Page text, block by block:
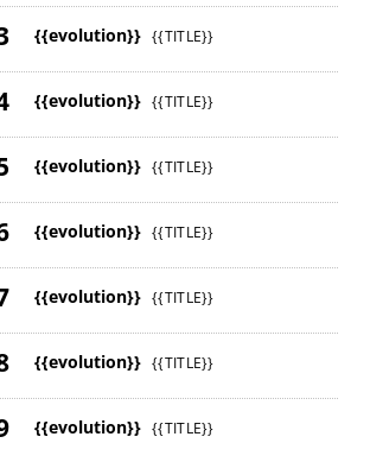
{{evolution}} {{TITLE}}
{{evolution}} {{TITLE}}
{{evolution}} {{TITLE}}
{{evolution}} {{TITLE}}
{{evolution}} {{TITLE}}
{{evolution}} {{TITLE}}
{{evolution}} {{TITLE}}